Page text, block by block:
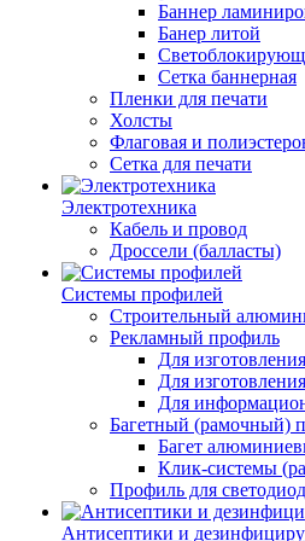
Баннер
Банер литой
Сетка баннерная
Пленки для печати
Холсты
Флаговая и
Сетка для печати
Электротехника
Кабель и провод
Дроссели (балласты)
Системы профилей
Строительный
Рекламный профиль
Для
Для
Для
Багетный (рамочный)
Багет
Клик-системы
Профиль для
Антисептики и